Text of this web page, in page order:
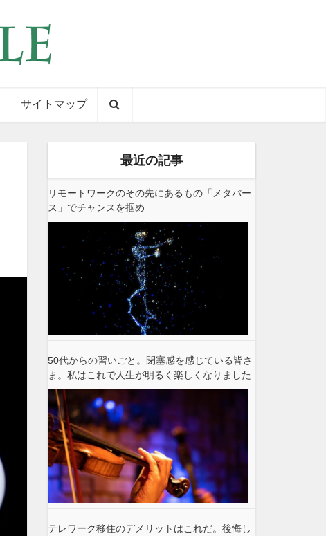
サイトマップ
最近の記事
リモートワークのその先にあるもの「メタバー
ス」でチャンスを掴め
50代からの習いごと。閉塞感を感じている皆さ
ま。私はこれで人生が明るく楽しくなりました
テレワーク移住のデメリットはこれだ。後悔し